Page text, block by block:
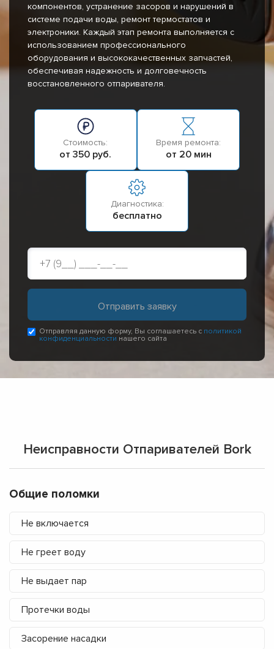
компонентов, устранение засоров и нарушений в
системе подачи воды, ремонт термостатов и
электроники. Каждый этап ремонта выполняется с
использованием профессионального
оборудования и высококачественных запчастей,
обеспечивая надежность и долговечность
восстановленного отпаривателя.
Стоимость:
от 350 руб.
Время ремонта:
от 20 мин
Диагностика:
бесплатно
Отправляя данную форму, Вы соглашаетесь с политикой
конфиденциальности нашего сайта
Неисправности Отпаривателей Bork
Общие поломки
Не включается
Не греет воду
Не выдает пар
Протечки воды
Засорение насадки